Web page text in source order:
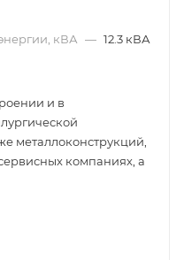
кВА — 12.3 кВА
и в
металлоконструкций,
компаниях, а